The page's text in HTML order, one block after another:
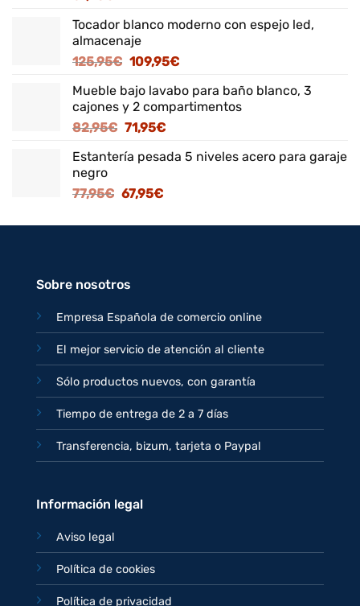
Tocador blanco moderno con espejo led,
almacenaje
125,95€ El
original
era:
125,95€.
109,95€El
actual
es:
Mueble bajo lavabo para baño blanco, 3
cajones y 2 compartimentos
82,95€ El
original
82,95€.
71,95€El
actual
Estantería pesada 5 niveles acero para garaje
negro
77,95€ El
original
67,95€El
actual
Sobre nosotros
Empresa Española de comercio online
El mejor servicio de atención al cliente
Sólo productos nuevos, con garantía
Tiempo de entrega de 2 a 7 días
Transferencia, bizum, tarjeta o Paypal
Información legal
Aviso legal
Política de cookies
Política de privacidad